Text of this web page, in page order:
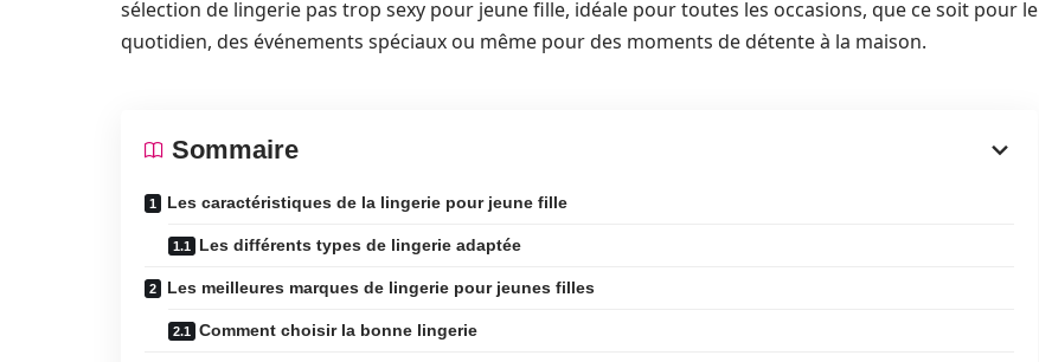
sélection de lingerie pas trop sexy pour jeune fille, idéale pour toutes les occasions, que ce soit pour le
quotidien, des événements spéciaux ou même pour des moments de détente à la maison.
Sommaire
Les caractéristiques de la lingerie pour jeune fille
Les différents types de lingerie adaptée
Les meilleures marques de lingerie pour jeunes filles
Comment choisir la bonne lingerie